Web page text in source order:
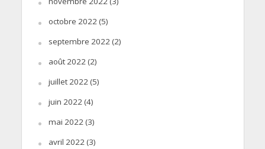
octobre 2022 (5)
septembre 2022 (2)
août 2022 (2)
juillet 2022 (5)
juin 2022 (4)
mai 2022 (3)
avril 2022 (3)